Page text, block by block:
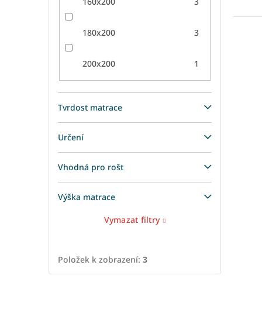
180x200 3
200x200 1
Tvrdost matrace
Určení
Vhodná pro rošt
Výška matrace
Vymazat filtry
Položek k zobrazení: 3